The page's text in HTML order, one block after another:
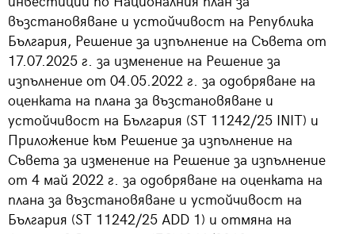
възстановяване и устойчивост на Република
България, Решение за изпълнение на Съвета от
17.07.2025 г. за изменение на Решение за
изпълнение от 04.05.2022 г. за одобряване на
оценката на плана за възстановяване и
устойчивост на България (ST 11242/25 INIT) и
Приложение към Решение за изпълнение на
Съвета за изменение на Решение за изпълнение
от 4 май 2022 г. за одобряване на оценката на
плана за възстановяване и устойчивост на
България (ST 11242/25 ADD 1) и отмяна на